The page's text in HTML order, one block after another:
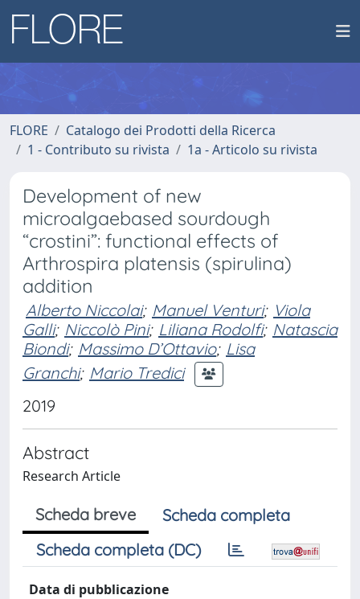
FLORE
Catalogo dei Prodotti della Ricerca
1 - Contributo su rivista
1a - Articolo su rivista
Development of new
microalgaebased sourdough
“crostini”: functional effects of
Arthrospira platensis (spirulina)
addition
Alberto Niccolai; Manuel Venturi; Viola
Galli; Niccolò Pini; Liliana Rodolfi; Natascia
Biondi; Massimo D’Ottavio; Lisa
Granchi; Mario Tredici
2019
Abstract
Research Article
Scheda breve
Scheda completa
Scheda completa (DC)
Data di pubblicazione